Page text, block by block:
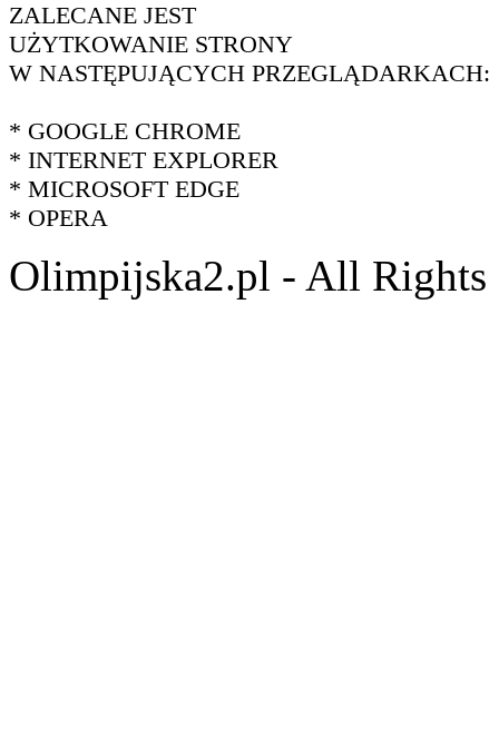
ZALECANE JEST
UŻYTKOWANIE STRONY
W NASTĘPUJĄCYCH PRZEGLĄDARKACH:
* GOOGLE CHROME
* INTERNET EXPLORER
* MICROSOFT EDGE
* OPERA
Olimpijska2.pl - All Rights